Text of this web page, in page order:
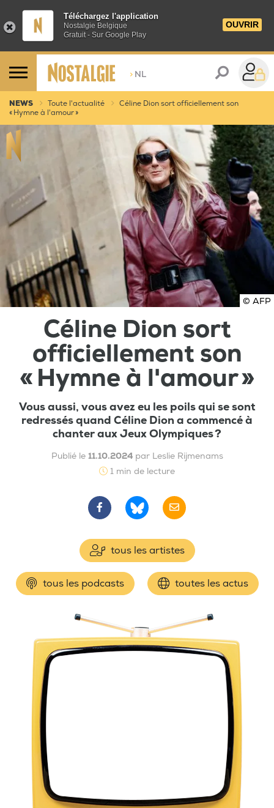
Téléchargez l'application
Nostalgie Belgique
Gratuit - Sur Google Play
OUVRIR
> NL
NEWS Toute l'actualité
Céline Dion sort officiellement son
« Hymne à l'amour »
© AFP
Céline Dion sort
officiellement son
« Hymne à l'amour »
Vous aussi, vous avez eu les poils qui se sont
redressés quand Céline Dion a commencé à
chanter aux Jeux Olympiques ?
Publié le 11.10.2024 par Leslie Rijmenams
1 min de lecture
tous les artistes
tous les podcasts toutes les actus